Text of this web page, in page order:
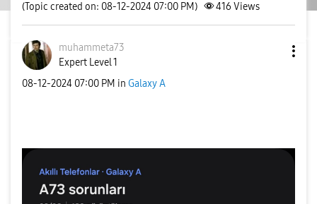
(Topic created on: 08-12-2024 07:00 PM) 416 Views
muhammeta73
Expert Level 1
‎08-12-2024 07:00 PM in Galaxy A